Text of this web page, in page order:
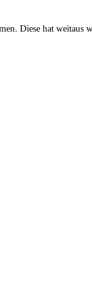
Diese hat weitaus